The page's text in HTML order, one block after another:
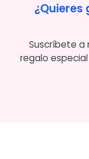
¿Quieres
Suscríbete a
regalo